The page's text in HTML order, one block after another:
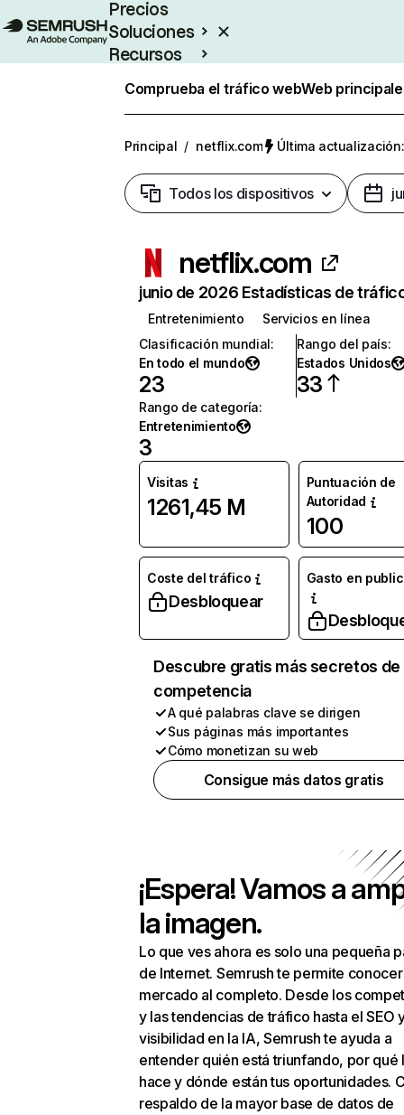
Precios
Soluciones
Recursos
Comprueba el tráfico webWeb
Principal / netflix.com Última
Todos los dispositivos
netflix.com
junio de 2026 Estadísticas de
Entretenimiento
Servicios en línea
Clasificación mundial:
En todo el mundo
23
Rango del país:
Estados Unidos
33
Rango de categoría:
Entretenimiento
3
Visitas
1261,45 M
Puntuación de
Autoridad
100
Coste del tráfico
Desbloquear
Gasto en
Descubre gratis más secretos de
competencia
A qué palabras clave se dirigen
Sus páginas más importantes
Cómo monetizan su web
Consigue más datos gratis
¡Espera! Vamos a
la imagen.
Lo que ves ahora es solo una pequeña
de Internet. Semrush te permite
mercado al completo. Desde los
y las tendencias de tráfico hasta el SEO
visibilidad en la IA, Semrush te ayuda a
entender quién está triunfando, por qué
hace y dónde están tus oportunidades.
respaldo de la mayor base de datos de